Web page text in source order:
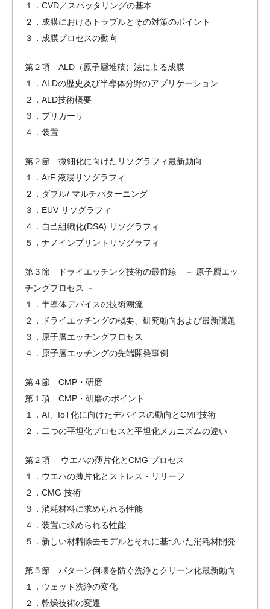
１．CVD／スパッタリングの基本
２．成膜におけるトラブルとその対策のポイント
３．成膜プロセスの動向
第２項 ALD（原子層堆積）法による成膜
１．ALDの歴史及び半導体分野のアプリケーション
２．ALD技術概要
３．プリカーサ
４．装置
第２節 微細化に向けたリソグラフィ最新動向
１．ArF 液浸リソグラフィ
２．ダブル/ マルチパターニング
３．EUV リソグラフィ
４．自己組織化(DSA) リソグラフィ
５．ナノインプリントリソグラフィ
第３節 ドライエッチング技術の最前線 － 原子層エッ
チングプロセス －
１．半導体デバイスの技術潮流
２．ドライエッチングの概要、研究動向および最新課題
３．原子層エッチングプロセス
４．原子層エッチングの先端開発事例
第４節 CMP・研磨
第１項 CMP・研磨のポイント
１．AI、IoT化に向けたデバイスの動向とCMP技術
２．二つの平坦化プロセスと平坦化メカニズムの違い
第２項 ウエハの薄片化とCMG プロセス
１．ウエハの薄片化とストレス・リリーフ
２．CMG 技術
３．消耗材料に求められる性能
４．装置に求められる性能
５．新しい材料除去モデルとそれに基づいた消耗材開発
第５節 パターン倒壊を防ぐ洗浄とクリーン化最新動向
１．ウェット洗浄の変化
２．乾燥技術の変遷